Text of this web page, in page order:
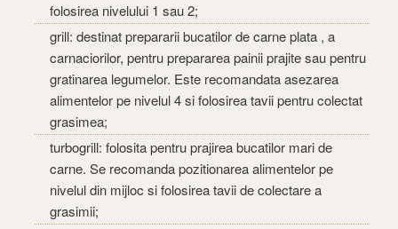
folosirea nivelului 1 sau 2;
grill: destinat prepararii bucatilor de carne plata , a
carnaciorilor, pentru prepararea painii prajite sau pentru
gratinarea legumelor. Este recomandata asezarea
alimentelor pe nivelul 4 si folosirea tavii pentru colectat
grasimea;
turbogrill: folosita pentru prajirea bucatilor mari de
carne. Se recomanda pozitionarea alimentelor pe
nivelul din mijloc si folosirea tavii de colectare a
grasimii;